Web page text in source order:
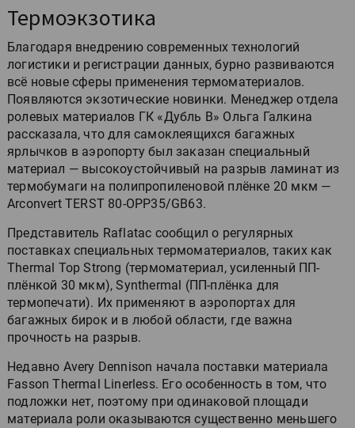
Термоэкзотика
Благодаря внедрению современных технологий
логистики и регистрации данных, бурно развиваются
всё новые сферы применения термоматериалов.
Появляются экзотические новинки. Менеджер отдела
ролевых материалов ГК «Дубль В» Ольга Галкина
рассказала, что для самоклеящихся багажных
ярлычков в аэропорту был заказан специальный
материал — высокоустойчивый на разрыв ламинат из
термобумаги на полипропиленовой плёнке 20 мкм —
Arconvert TERST 80-OPP35/GB63.
Представитель Raflatac сообщил о регулярных
поставках специальных термоматериалов, таких как
Thermal Top Strong (термоматериал, усиленный ПП-
плёнкой 30 мкм), Synthermal (ПП-плёнка для
термопечати). Их применяют в аэропортах для
багажных бирок и в любой области, где важна
прочность на разрыв.
Недавно Avery Dennison начала поставки материала
Fasson Thermal Linerless. Его особенность в том, что
подложки нет, поэтому при одинаковой площади
материала роли оказываются существенно меньшего